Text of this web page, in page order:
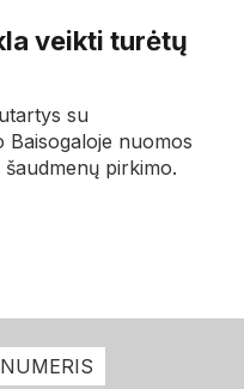
veikti turėtų
su
Baisogaloje nuomos
pirkimo.